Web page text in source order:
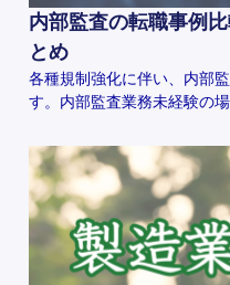
内部監査の転職事例
とめ
各種規制強化に伴い、内部
す。内部監査業務未経験の